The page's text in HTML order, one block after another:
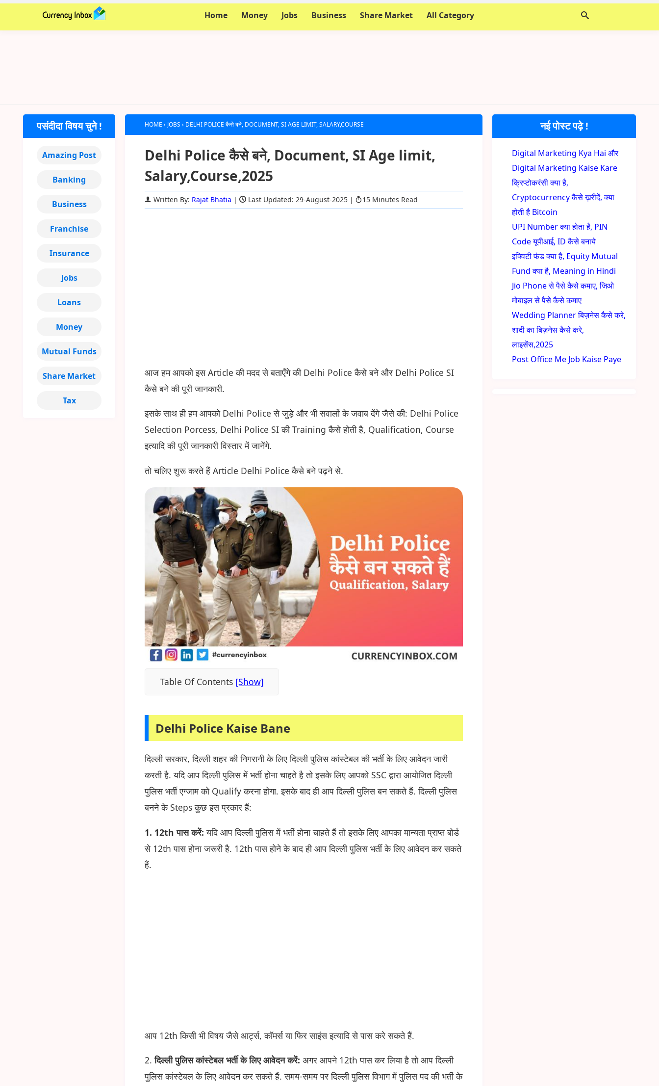
Home Money Jobs Business Share Market All Category
HOME › JOBS › DELHI POLICE कैसे बने, DOCUMENT, SI AGE LIMIT, SALARY,COURSE
Delhi Police कैसे बने, Document, SI Age limit,
Salary,Course,2025
Written By: Rajat Bhatia | Last Updated: 29-August-2025 | 15 Minutes Read
आज हम आपको इस Article की मदद से बताएँगे की Delhi Police कैसे बने और Delhi Police SI
कैसे बने की पूरी जानकारी.
इसके साथ ही हम आपको Delhi Police से जुड़े और भी सवालों के जवाब देंगे जैसे की: Delhi Police
Selection Porcess, Delhi Police SI की Training कैसे होती है, Qualification, Course
इत्यादि की पूरी जानकारी विस्तार में जानेंगे.
तो चलिए शुरू करते हैं Article Delhi Police कैसे बने पढ़ने से.
Table Of Contents
Delhi Police Kaise Bane
दिल्ली सरकार, दिल्ली शहर की निगरानी के लिए दिल्ली पुलिस कांस्टेबल की भर्ती के लिए आवेदन जारी
करती है. यदि आप दिल्ली पुलिस में भर्ती होना चाहते है तो इसके लिए आपको SSC द्वारा आयोजित दिल्ली
पुलिस भर्ती एग्जाम को Qualify करना होगा. इसके बाद ही आप दिल्ली पुलिस बन सकते हैं. दिल्ली पुलिस
बनने के Steps कुछ इस प्रकार हैं:
1. 12th पास करें: यदि आप दिल्ली पुलिस में भर्ती होना चाहते हैं तो इसके लिए आपका मान्यता प्राप्त बोर्ड
से 12th पास होना जरूरी है. 12th पास होने के बाद ही आप दिल्ली पुलिस भर्ती के लिए आवेदन कर सकते
हैं.
आप 12th किसी भी विषय जैसे आर्ट्स, कॉमर्स या फिर साइंस इत्यादि से पास करे सकते हैं.
2.दिल्ली पुलिस कांस्टेबल भर्ती के लिए आवेदन करें: अगर आपने 12th पास कर लिया है तो आप दिल्ली
पुलिस कांस्टेबल के लिए आवेदन कर सकते हैं. समय-समय पर दिल्ली पुलिस विभाग में पुलिस पद की भर्ती के
नई पोस्ट पढ़े !
Digital Marketing Kya Hai और
Digital Marketing Kaise Kare
क्रिप्टोकरंसी क्या है,
Cryptocurrency कैसे ख़रीदें, क्या
होती है Bitcoin
UPI Number क्या होता है, PIN
Code यूपीआई, ID कैसे बनाये
इक्विटी फंड क्या है, Equity Mutual
Fund क्या है, Meaning in Hindi
Jio Phone से पैसे कैसे कमाए, जिओ
मोबाइल से पैसे कैसे कमाए
Wedding Planner बिज़नेस कैसे करे,
शादी का बिज़नेस कैसे करे,
लाइसेंस,2025
Post Office Me Job Kaise Paye
पसंदीदा विषय चुने !
Amazing Post
Banking
Business
Franchise
Insurance
Jobs
Loans
Money
Mutual Funds
Share Market
Tax